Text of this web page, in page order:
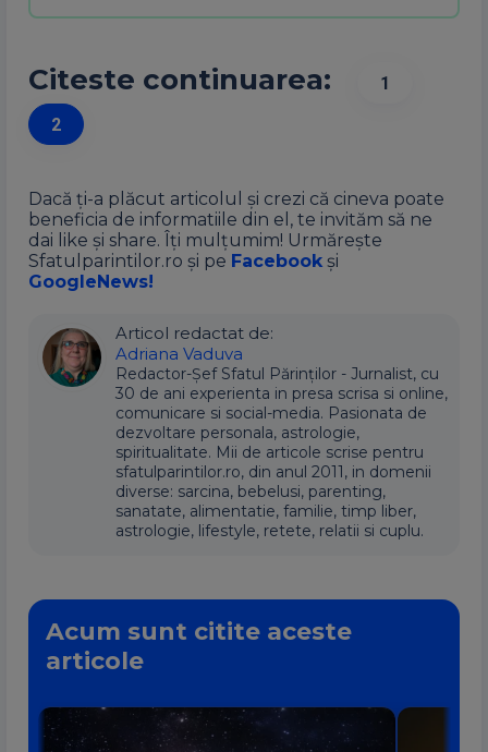
Citeste continuarea:
1
2
Dacă ți-a plăcut articolul și crezi că cineva poate
beneficia de informatiile din el, te invităm să ne
dai like și share. Îți mulțumim! Urmărește
Sfatulparintilor.ro și pe Facebook și
GoogleNews!
Articol redactat de:
Adriana Vaduva
Redactor-Șef Sfatul Părinților - Jurnalist, cu
30 de ani experienta in presa scrisa si online,
comunicare si social-media. Pasionata de
dezvoltare personala, astrologie,
spiritualitate. Mii de articole scrise pentru
sfatulparintilor.ro, din anul 2011, in domenii
diverse: sarcina, bebelusi, parenting,
sanatate, alimentatie, familie, timp liber,
astrologie, lifestyle, retete, relatii si cuplu.
Acum sunt citite aceste
articole